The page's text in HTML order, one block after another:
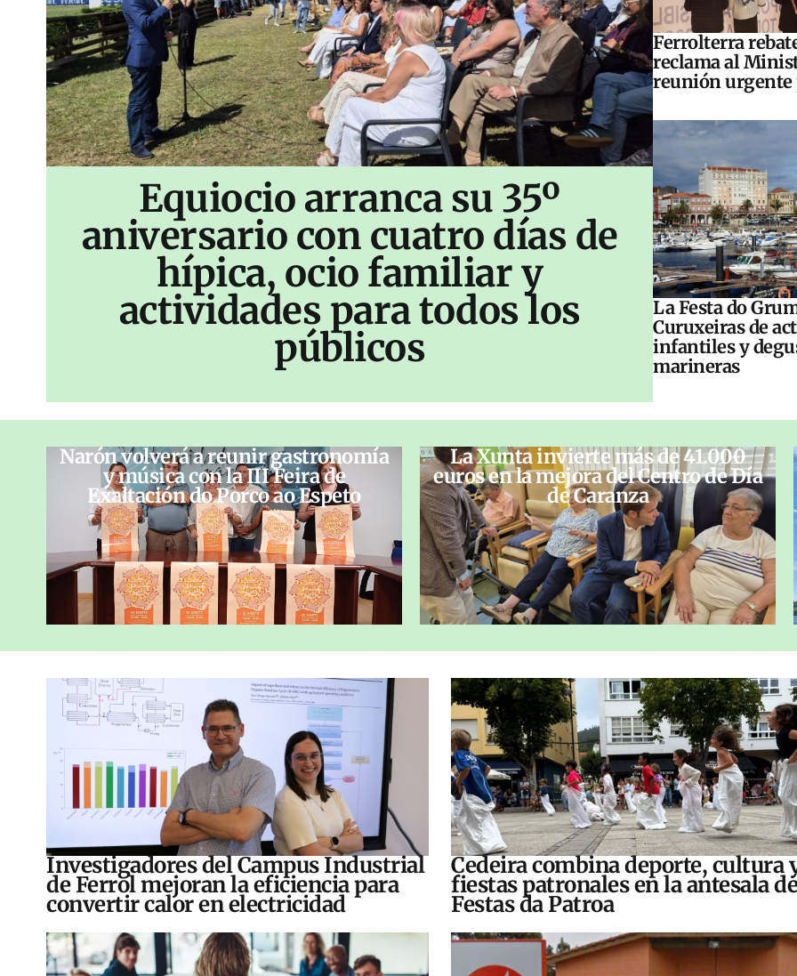
Equiocio arranca su 35º
aniversario con cuatro días de
hípica, ocio familiar y
actividades para todos los
públicos
Ferrolterra
reclama al
reunión urgente
La Festa do
Curuxeiras de
infantiles y
marineras
Narón volverá a reunir gastronomía
y música con la III Feira de
Exaltación do Porco ao Espeto
La Xunta invierte más de 41.000
euros en la mejora del Centro de Día
de Caranza
Investigadores del Campus Industrial
de Ferrol mejoran la eficiencia para
convertir calor en electricidad
Cedeira combina deporte, cultura
fiestas patronales en la antesala
Festas da Patroa